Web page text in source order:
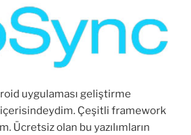
uygulaması geliştirme
içerisindeydim. Çeşitli framework
Ücretsiz olan bu yazılımların